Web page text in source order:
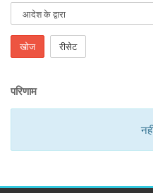
खोज रीसेट
परिणाम